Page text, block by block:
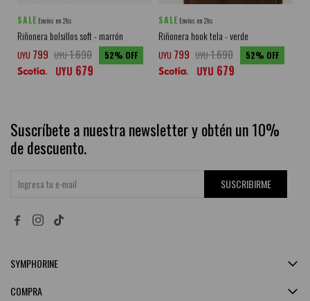
SALE Envíos en 2hs
Riñonera bolsillos soft - marrón
UYU 799 UYU1.690 52
UYU 679
SALE Envíos en 2hs
Riñonera hook tela - verde
UYU 799 UYU1.690 52
UYU 679
Suscríbete a nuestra newsletter y obtén un 10%
de descuento.
SUSCRIBIRME
 
SYMPHORINE
COMPRA